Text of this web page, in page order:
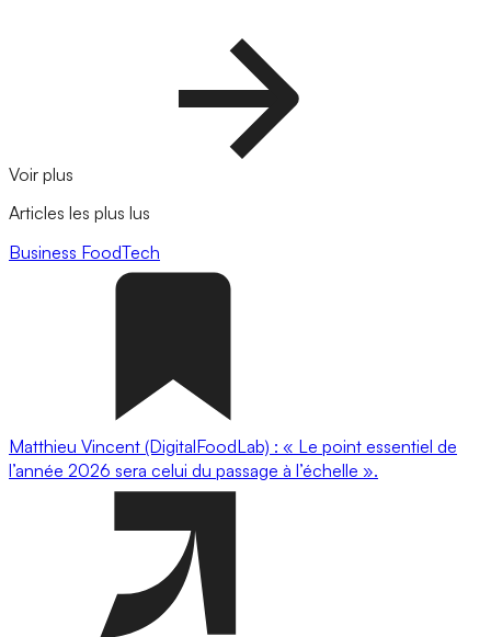
Voir plus
Articles les plus lus
Business FoodTech
Matthieu Vincent (DigitalFoodLab) : « Le point essentiel de
l’année 2026 sera celui du passage à l’échelle ».